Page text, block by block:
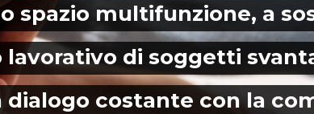
spazio multifunzione, a
di soggetti
dialogo costante con la